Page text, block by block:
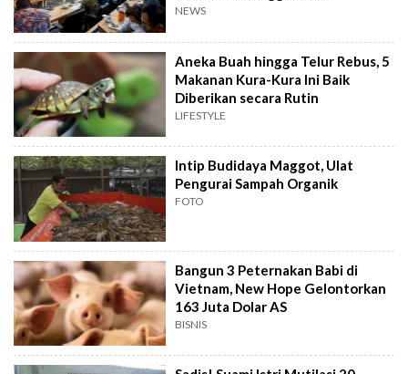
NEWS
Aneka Buah hingga Telur Rebus, 5
Makanan Kura-Kura Ini Baik
Diberikan secara Rutin
LIFESTYLE
Intip Budidaya Maggot, Ulat
Pengurai Sampah Organik
FOTO
Bangun 3 Peternakan Babi di
Vietnam, New Hope Gelontorkan
163 Juta Dolar AS
BISNIS